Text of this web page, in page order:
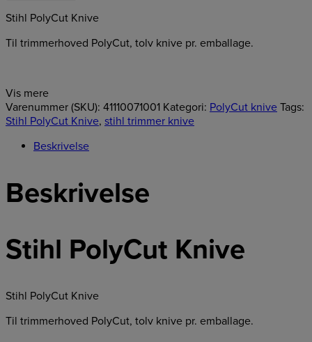
Stihl PolyCut Knive
Til trimmerhoved PolyCut, tolv knive pr. emballage.
Vis mere
Varenummer (SKU): 41110071001 Kategori: PolyCut knive Tags:
Stihl PolyCut Knive, stihl trimmer knive
Beskrivelse
Beskrivelse
Stihl PolyCut Knive
Stihl PolyCut Knive
Til trimmerhoved PolyCut, tolv knive pr. emballage.